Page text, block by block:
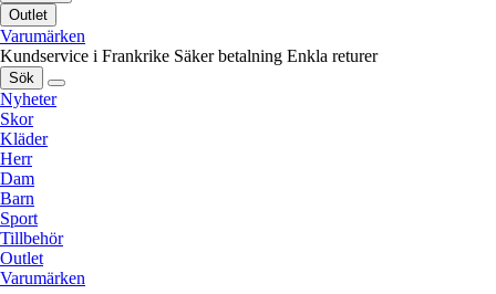
Outlet
Varumärken
Kundservice i Frankrike Säker betalning Enkla returer
Sök
Nyheter
Skor
Kläder
Herr
Dam
Barn
Sport
Tillbehör
Outlet
Varumärken